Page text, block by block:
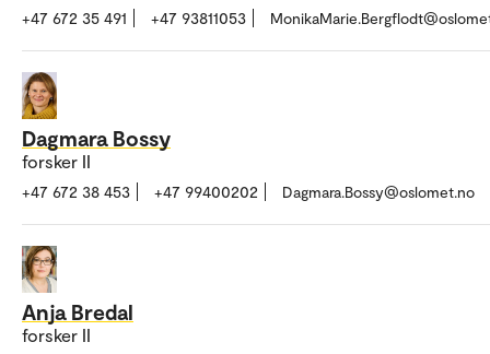
+47 672 35 491 +47 93811053
Dagmara Bossy
forsker II
+47 672 38 453 +47 99400202 Dagmara.Bossy@oslomet.no
Anja Bredal
forsker II